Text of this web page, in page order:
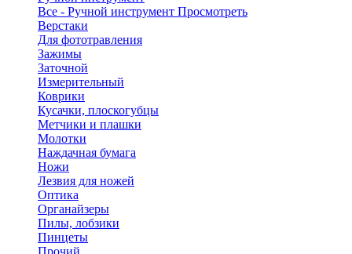
Все - Ручной инструмент Просмотреть
Верстаки
Для фототравления
Зажимы
Заточной
Измерительный
Коврики
Кусачки, плоскогубцы
Метчики и плашки
Молотки
Наждачная бумага
Ножи
Лезвия для ножей
Оптика
Органайзеры
Пилы, лобзики
Пинцеты
Прочий